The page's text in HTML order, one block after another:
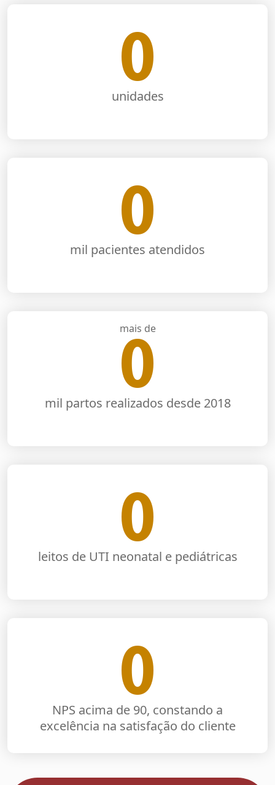
0
unidades
0
mil pacientes atendidos
mais de
0
mil partos realizados desde 2018
0
leitos de UTI neonatal e pediátricas
0
NPS acima de 90, constando a
excelência na satisfação do cliente